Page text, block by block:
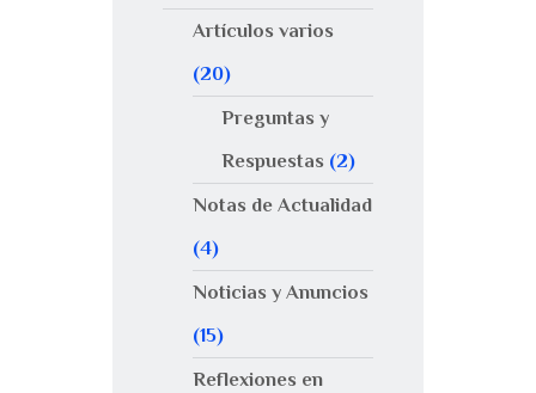
Artículos varios
(20)
Preguntas y
Respuestas (2)
Notas de Actualidad
(4)
Noticias y Anuncios
(15)
Reflexiones en